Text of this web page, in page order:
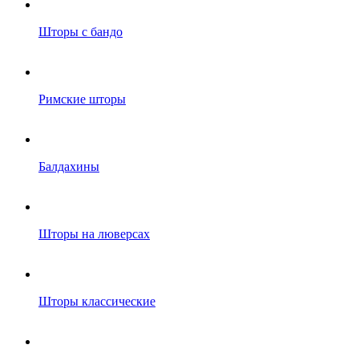
Шторы с бандо
Римские шторы
Балдахины
Шторы на люверсах
Шторы классические